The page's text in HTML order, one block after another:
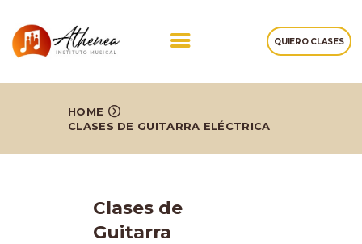
QUIERO CLASES
HOME
CLASES DE GUITARRA ELÉCTRICA
NOSOTROS
CLASES DE MÚSICA
CONTACTOS
Clases de
Guitarra